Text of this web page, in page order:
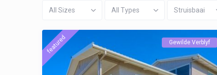
All Sizes All Types Struisbaai
featured Gewilde Verblyf